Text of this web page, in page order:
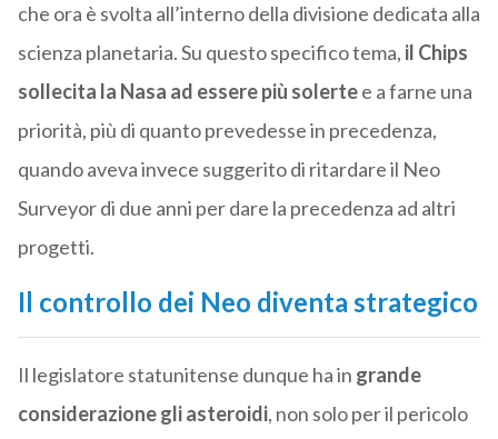
che ora è svolta all’interno della divisione dedicata alla
scienza planetaria. Su questo specifico tema, il Chips
sollecita la Nasa ad essere più solertee a farne una
priorità, più di quanto prevedesse in precedenza,
quando aveva invece suggerito di ritardare il Neo
Surveyor di due anni per dare la precedenza ad altri
progetti.
Il controllo dei Neo diventa strategico
Il legislatore statunitense dunque ha in grande
considerazione gli asteroidi, non solo per il pericolo